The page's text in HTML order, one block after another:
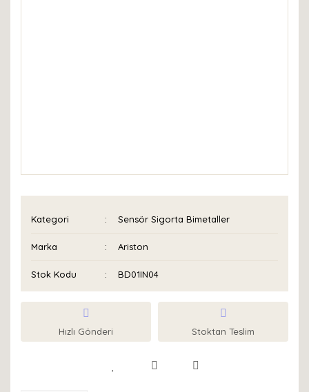
Kategori Sensör Sigorta Bimetaller
Marka Ariston
Stok Kodu BD01IN04
Hızlı Gönderi Stoktan Teslim